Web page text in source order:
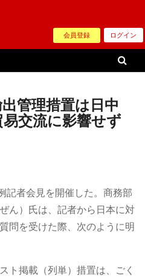
会員登録 ログイン
管理措置は日中
交流に影響せず
記者会見を開催した。商務部
ん）氏は、記者から日本に対
問を受けた際、次のように明
ト掲載（列単）措置は、ごく